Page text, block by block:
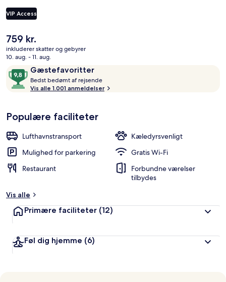
rigtig gode bedømmelser fra rejsende. Offentlig transport ligger
kun en kort gåtur væk: Plaza Nueva Station ligger 6 minutter væk og
VIP Access
Den
nuværende
pris
759 kr.
759 kr.
inkluderer skatter og gebyrer
10. aug. - 11. aug.
AnmeldelserGæstefavoritter
9,8
ud
af
Gæstefavoritter
Bedst bedømt af rejsende
e
f
e
Vis alle 1.001 anmeldelser
Populære faciliteter
Lufthavnstransport
Kæledyrsvenligt
Mulighed for parkering
Gratis Wi-Fi
Restaurant
Forbundne værelser
tilbydes
Vis alle
Primære faciliteter (12)
Føl dig hjemme (6)